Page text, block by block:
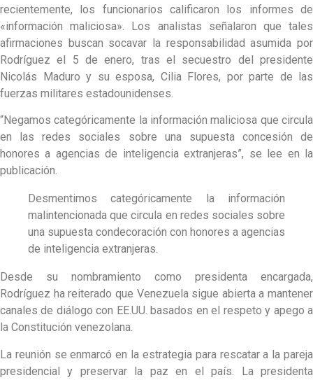
recientemente, los funcionarios calificaron los informes de
«información maliciosa». Los analistas señalaron que tales
afirmaciones buscan socavar la responsabilidad asumida por
Rodríguez el 5 de enero, tras el secuestro del presidente
Nicolás Maduro y su esposa, Cilia Flores, por parte de las
fuerzas militares estadounidenses.
“Negamos categóricamente la información maliciosa que circula
en las redes sociales sobre una supuesta concesión de
honores a agencias de inteligencia extranjeras”, se lee en la
publicación.
Desmentimos categóricamente la información
malintencionada que circula en redes sociales sobre
una supuesta condecoración con honores a agencias
de inteligencia extranjeras.
Desde su nombramiento como presidenta encargada,
Rodríguez ha reiterado que Venezuela sigue abierta a mantener
canales de diálogo con EE.UU. basados ​​en el respeto y apego a
la Constitución venezolana.
La reunión se enmarcó en la estrategia para rescatar a la pareja
presidencial y preservar la paz en el país. La presidenta